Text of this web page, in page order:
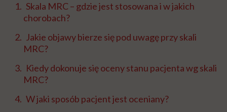
Skala MRC – gdzie jest stosowana i w jakich
chorobach?
Jakie objawy bierze się pod uwagę przy skali
MRC?
Kiedy dokonuje się oceny stanu pacjenta wg skali
MRC?
W jaki sposób pacjent jest oceniany?